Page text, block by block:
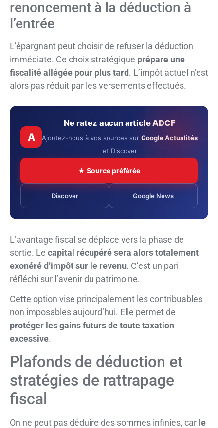
renoncement à la déduction à
l’entrée
L’épargnant peut choisir de refuser la déduction
immédiate. Ce choix stratégique prépare une
fiscalité allégée pour plus tard. L’impôt actuel n’est
alors pas réduit par les versements effectués.
A
Ne ratez aucun article ADCF
Ajoutez-nous à vos sources sur Google Actualités
et Discover
★ Source préférée
Discover Google News
L’avantage fiscal se déplace vers la phase de
sortie. Le capital récupéré sera alors totalement
exonéré d’impôt sur le revenu. C’est un pari
réfléchi sur l’avenir du patrimoine.
Cette option vise principalement les contribuables
non imposables aujourd’hui. Elle permet de
protéger les gains futurs de toute taxation
excessive.
Plafonds de déduction et
stratégies de rattrapage
fiscal
On ne peut pas déduire des sommes infinies, car le